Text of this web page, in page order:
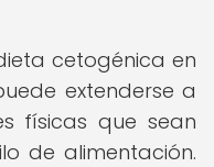
cetogénica en
extenderse a
físicas que sean
de alimentación.